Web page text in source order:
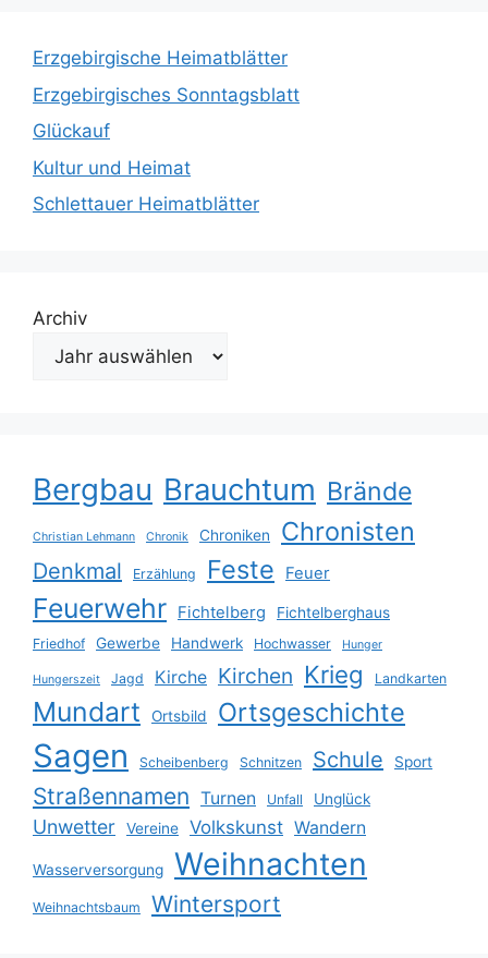
Erzgebirgische Heimatblätter
Erzgebirgisches Sonntagsblatt
Glückauf
Kultur und Heimat
Schlettauer Heimatblätter
Archiv
Bergbau Brauchtum Brände
Christian Lehmann Chronik Chroniken Chronisten
Denkmal Erzählung Feste Feuer
Feuerwehr Fichtelberg Fichtelberghaus
Friedhof Gewerbe Handwerk Hochwasser Hunger
Hungerszeit Jagd Kirche Kirchen Krieg Landkarten
Mundart Ortsbild Ortsgeschichte
Sagen Scheibenberg Schnitzen Schule Sport
Straßennamen Turnen Unfall Unglück
Unwetter Vereine Volkskunst Wandern
Wasserversorgung Weihnachten
Weihnachtsbaum Wintersport